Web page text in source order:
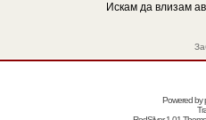
Искам да влизам
Powered by